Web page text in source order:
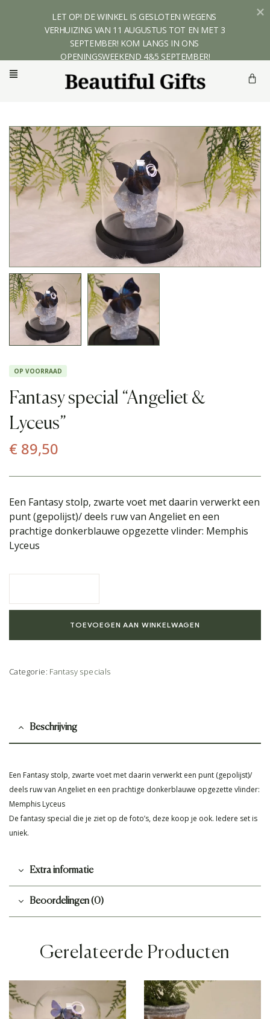
🔍
OP VOORRAAD
Fantasy special “Angeliet &
Lyceus”
€ 89,50
Een Fantasy stolp, zwarte voet met daarin verwerkt een
punt (gepolijst)/ deels ruw van Angeliet en een
prachtige donkerblauwe opgezette vlinder: Memphis
Lyceus
TOEVOEGEN AAN WINKELWAGEN
Categorie: Fantasy specials
Beschrijving
Een Fantasy stolp, zwarte voet met daarin verwerkt een punt (gepolijst)/
deels ruw van Angeliet en een prachtige donkerblauwe opgezette vlinder:
Memphis Lyceus
De fantasy special die je ziet op de foto’s, deze koop je ook. Iedere set is
uniek.
Extra informatie
Beoordelingen (0)
Gerelateerde Producten
LET OP! DE WINKEL IS GESLOTEN WEGENS
VERHUIZING VAN 11 AUGUSTUS TOT EN MET 3
SEPTEMBER! KOM LANGS IN ONS
OPENINGSWEEKEND 4&5 SEPTEMBER!